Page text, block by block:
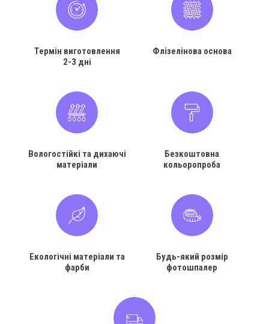
Термін виготовлення
2-3 дні
Флізелінова основа
Вологостійкі та дихаючі
матеріали
Безкоштовна
кольоропроба
Екологічні матеріали та
фарби
Будь-який розмір
фотошпалер